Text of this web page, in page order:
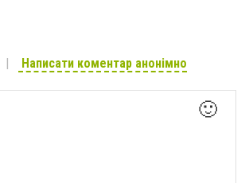
Написати коментар анонімно
🙂